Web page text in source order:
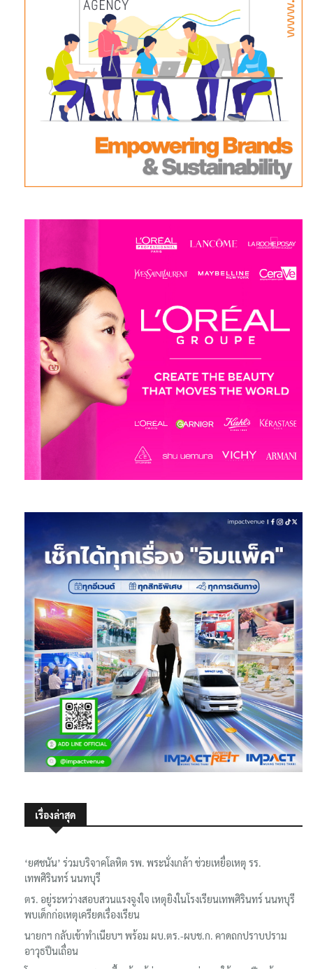
เรื่องล่าสุด
‘ยศชนัน’ ร่วมบริจาคโลหิต รพ. พระนั่งเกล้า ช่วยเหยื่อเหตุ รร.
เทพศิรินทร์ นนทบุรี
ตร. อยู่ระหว่างสอบสวนแรงจูงใจ เหตุยิงในโรงเรียนเทพศิรินทร์ นนทบุรี
พบเด็กก่อเหตุเครียดเรื่องเรียน
นายกฯ กลับเข้าทำเนียบฯ พร้อม ผบ.ตร.-ผบช.ก. คาดถกปราบปราม
อาวุธปืนเถื่อน